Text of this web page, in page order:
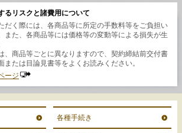
るリスクと諸費用について
だく際には、各商品等に所定の手数料等をご負担い
また、各商品等には価格等の変動等による損失が生
、商品等ごとに異なりますので、契約締結前交付書
または目論見書等をよくお読みください。
ージ
各種手続き